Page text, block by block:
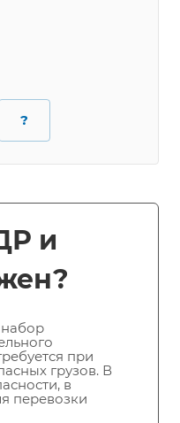
?
и
при
грузов. В
в
перевозки